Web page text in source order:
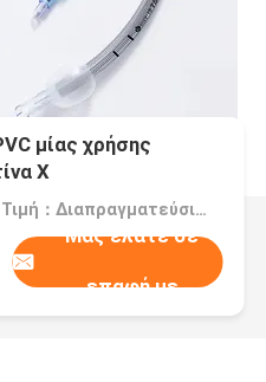
μίας χρήσης
X
Τιμή：Διαπραγματεύσιμα
Μας ελάτε σε
επαφή με